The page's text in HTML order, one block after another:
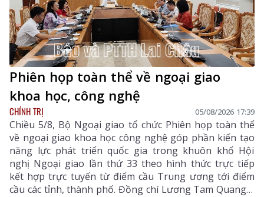
Phiên họp toàn thể về ngoại giao
khoa học, công nghệ
CHÍNH TRỊ 05/08/2026 17:39
Chiều 5/8, Bộ Ngoại giao tổ chức Phiên họp toàn thể
về ngoại giao khoa học công nghệ góp phần kiến tạo
năng lực phát triển quốc gia trong khuôn khổ Hội
nghị Ngoại giao lần thứ 33 theo hình thức trực tiếp
kết hợp trực tuyến từ điểm cầu Trung ương tới điểm
cầu các tỉnh, thành phố. Đồng chí Lương Tam Quang –